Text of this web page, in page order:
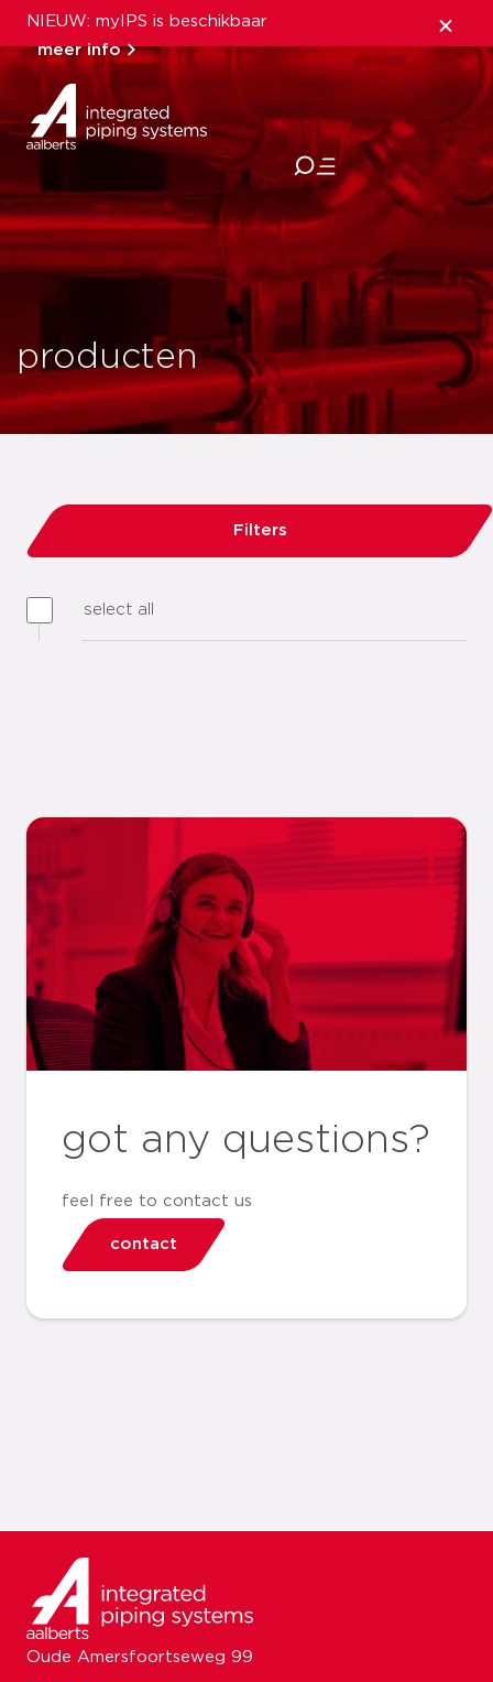
NIEUW: myIPS is beschikbaar
meer info
sluiten
producten
Filters
select all
got any questions?
feel free to contact us
contact
Oude Amersfoortseweg 99